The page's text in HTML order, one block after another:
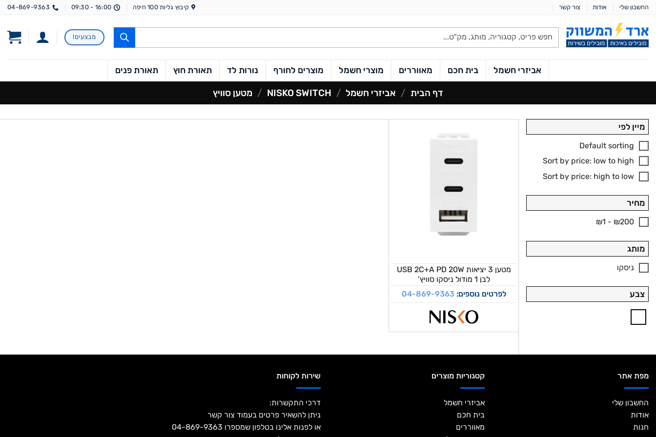
Skip
content
החשבון שלי אודות צור קשר קיבוץ גליות 100 חיפה 16:00 - 09:30
04-869-9363
Products
search
מבצעים!
אביזרי חשמל בית חכם מאווררים מוצרי חשמל מוצרים לחורף נורות לד תאורת חוץ תאורת פנים
דף הבית / אביזרי חשמל /
NISKO SWITCH
/ מטען סוויץ
מיין לפי
Default sorting
Sort by price: low to high
Sort by price: high to low
מחיר
₪1 - ₪200
מותג
ניסקו
צבע
מטען 3 יציאות USB 2C+A PD 20W
לבן 1 מודול ניסקו סוויץ’
לפרטים נוספים:04-869-9363
מפת אתר
החשבון שלי
אודות
חנות
קטגוריות מוצרים
אביזרי חשמל
בית חכם
מאווררים
שירות לקוחות
דרכי התקשרות:
ניתן להשאיר פרטים בעמוד צור קשר
או לפנות אלינו בטלפון שמספרו 04-869-9363